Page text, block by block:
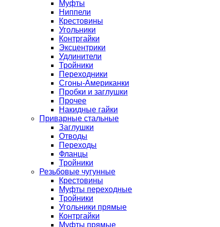
Муфты
Ниппели
Крестовины
Угольники
Контргайки
Эксцентрики
Удлинители
Тройники
Переходники
Сгоны-Американки
Пробки и заглушки
Прочее
Накидные гайки
Приварные стальные
Заглушки
Отводы
Переходы
Фланцы
Тройники
Резьбовые чугунные
Крестовины
Муфты переходные
Тройники
Угольники прямые
Контргайки
Муфты прямые